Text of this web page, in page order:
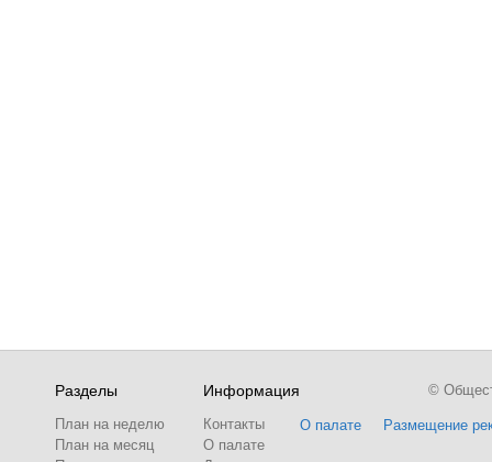
Разделы
План на неделю
План на месяц
Информация
Контакты
О палате
О палате Размещение
©